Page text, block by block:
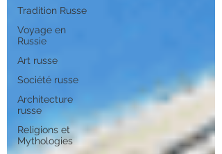
Tradition Russe
Voyage en
Russie
Art russe
Société russe
Architecture
russe
Religions et
Mythologies